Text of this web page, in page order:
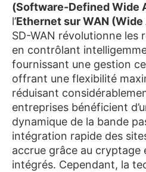
(Software-Defined Wide
l’Ethernet sur WAN
SD-WAN révolutionne les
en contrôlant
fournissant une gestion
offrant une flexibilité
réduisant
entreprises bénéficient
dynamique de la bande
intégration rapide des
accrue grâce au cryptage
intégrés. Cependant, la